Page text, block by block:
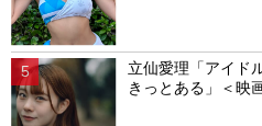
立仙愛理「アイド
きっとある」＜映